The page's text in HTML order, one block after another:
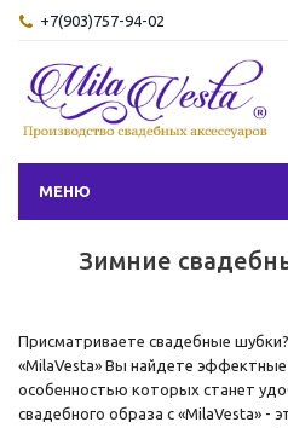
+7(903)757-94-02
МЕНЮ
Зимние
Присматриваете свадебные
«MilaVesta» Вы найдете
особенностью которых станет
свадебного образа с «MilaVesta» -